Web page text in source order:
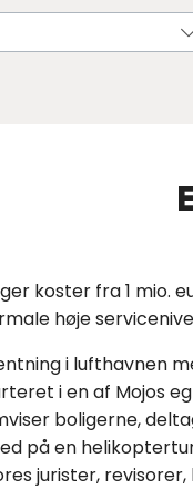
koster fra 1 mio.
høje
i lufthavnen
i en af Mojos
boligerne,
på en
jurister,